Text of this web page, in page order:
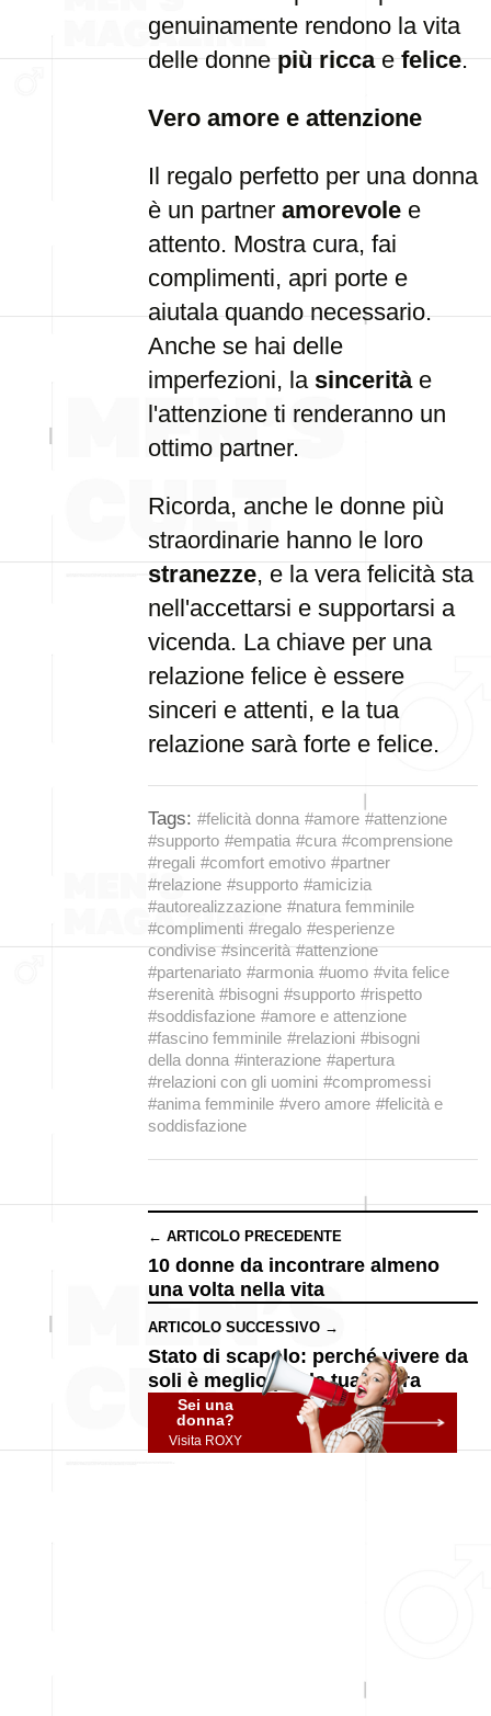
genuinamente rendono la vita
delle donnepiù riccaefelice.
Vero amore e attenzione
Il regalo perfetto per una donna
è un partner amorevole e
attento. Mostra cura, fai
complimenti, apri porte e
aiutala quando necessario.
Anche se hai delle
imperfezioni, la sinceritàe
l'attenzione ti renderanno un
ottimo partner.
Ricorda, anche le donne più
straordinarie hanno le loro
stranezze, e la vera felicità sta
nell'accettarsi e supportarsi a
vicenda. La chiave per una
relazione felice è essere
sinceri e attenti, e la tua
relazione sarà forte e felice.
Tags: #felicità donna #amore #attenzione
#supporto #empatia #cura #comprensione
#regali #comfort emotivo #partner
#relazione #supporto #amicizia
#autorealizzazione #natura femminile
#complimenti #regalo #esperienze
condivise #sincerità #attenzione
#partenariato #armonia #uomo #vita felice
#serenità #bisogni #supporto #rispetto
#soddisfazione #amore e attenzione
#fascino femminile #relazioni #bisogni
della donna #interazione #apertura
#relazioni con gli uomini #compromessi
#anima femminile #vero amore #felicità e
soddisfazione
← ARTICOLO PRECEDENTE
10 donne da incontrare almeno
una volta nella vita
ARTICOLO SUCCESSIVO →
Stato di scapolo: perché vivere da
soli è meglio per la tua figura
Sei una
donna?
Visita ROXY